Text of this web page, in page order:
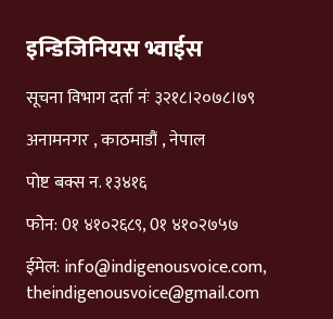
इन्डिजिनियस भ्वाईस
सूचना विभाग दर्ता नंः ३२१८।२०७८।७९
अनामनगर , काठमाडौं , नेपाल
पोष्ट बक्स न. १३४१६
फोन: 0१ ४१०२६८९, 0१ ४१०२७५७
ईमेल: info@indigenousvoice.com,
theindigenousvoice@gmail.com